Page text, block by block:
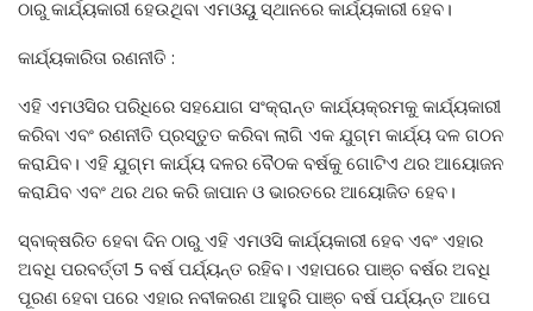
ଠାରୁ କାର୍ଯ୍ୟକାରୀ ହେଉଥିବା ଏମଓୟୁ ସ୍ଥାନରେ କାର୍ଯ୍ୟକାରୀ ହେବ।
କାର୍ଯ୍ୟକାରିତା ରଣନୀତି :
ଏହି ଏମଓସିର ପରିଧିରେ ସହଯୋଗ ସଂକ୍ରାନ୍ତ କାର୍ଯ୍ୟକ୍ରମକୁ କାର୍ଯ୍ୟକାରୀ
କରିବା ଏବଂ ରଣନୀତି ପ୍ରସ୍ତୁତ କରିବା ଲାଗି ଏକ ଯୁଗ୍ମ କାର୍ଯ୍ୟ ଦଳ ଗଠନ
କରାଯିବ। ଏହି ଯୁଗ୍ମ କାର୍ଯ୍ୟ ଦଳର ବୈଠକ ବର୍ଷକୁ ଗୋଟିଏ ଥର ଆୟୋଜନ
କରାଯିବ ଏବଂ ଥର ଥର କରି ଜାପାନ ଓ ଭାରତରେ ଆୟୋଜିତ ହେବ।
ସ୍ବାକ୍ଷରିତ ହେବା ଦିନ ଠାରୁ ଏହି ଏମଓସି କାର୍ଯ୍ୟକାରୀ ହେବ ଏବଂ ଏହାର
ଅବଧି ପରବର୍ତ୍ତୀ 5 ବର୍ଷ ପର୍ଯ୍ୟନ୍ତ ରହିବ। ଏହାପରେ ପାଞ୍ଚ ବର୍ଷର ଅବଧି
ପୂରଣ ହେବା ପରେ ଏହାର ନବୀକରଣ ଆହୁରି ପାଞ୍ଚ ବର୍ଷ ପର୍ଯ୍ୟନ୍ତ ଆପେ